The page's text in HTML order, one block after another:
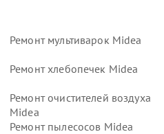
Ремонт мультиварок Midea
Ремонт хлебопечек Midea
Ремонт очистителей воздуха
Midea
Ремонт пылесосов Midea